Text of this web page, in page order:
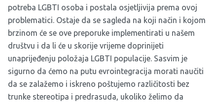
potreba LGBTI osoba i postala osjetljivija prema ovoj
problematici. Ostaje da se sagleda na koji način i kojom
brzinom će se ove preporuke implementirati u našem
društvu i da li će u skorije vrijeme doprinijeti
unaprijeđenju položaja LGBTI populacije. Sasvim je
sigurno da ćemo na putu evrointegracija morati naučiti
da se zalažemo i iskreno poštujemo različitosti bez
trunke stereotipa i predrasuda, ukoliko želimo da